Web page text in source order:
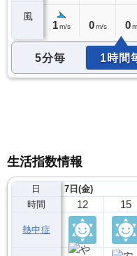
風
1 m/s 0 m/s 0
5分毎 1時間
生活指数情報
日
時間
熱中症
7日(金)
12 15